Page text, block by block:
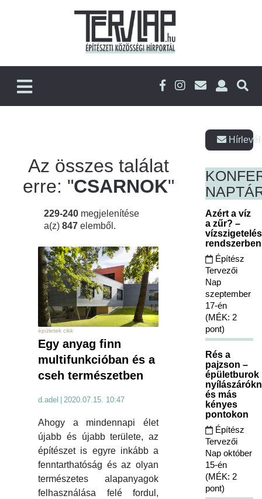
Az összes találat
erre: "CSARNOK"
229-240 megjelenítése
a(z) 847 elemből.
épületek cikk
Egy anyag finn
multifunkcióban és a
cseh természetben
d.adel 2020.07.15. 10:47
Ahogy a mindennapi élet
újabb és újabb területe, az
építészet is egyre inkább a
fenntarthatóság és az olyan
természetes alapanyagok
felhasználása felé fordul,
Azért a víz
a zűr? –
Építész
Tervezői
Nap
szeptember
17-én
(MÉK: 2
pont)
Rés a
pajzson –
épületburok
és más
kényes
pontokon
Építész
Tervezői
Nap október
15-én
(MÉK: 2
pont)